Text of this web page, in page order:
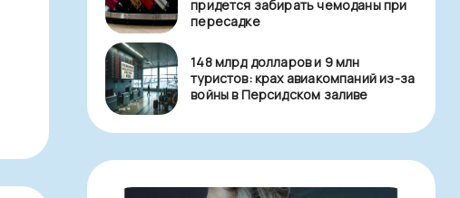
придется забирать чемоданы при
пересадке
148 млрд долларов и 9 млн
туристов: крах авиакомпаний из-за
войны в Персидском заливе